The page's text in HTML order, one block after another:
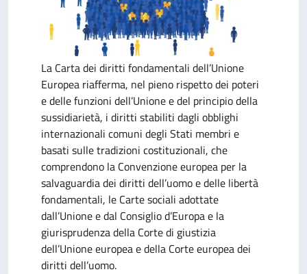
La Carta dei diritti fondamentali dell’Unione
Europea riafferma, nel pieno rispetto dei poteri
e delle funzioni dell’Unione e del principio della
sussidiarietà, i diritti stabiliti dagli obblighi
internazionali comuni degli Stati membri e
basati sulle tradizioni costituzionali, che
comprendono la Convenzione europea per la
salvaguardia dei diritti dell’uomo e delle libertà
fondamentali, le Carte sociali adottate
dall’Unione e dal Consiglio d’Europa e la
giurisprudenza della Corte di giustizia
dell’Unione europea e della Corte europea dei
diritti dell’uomo.